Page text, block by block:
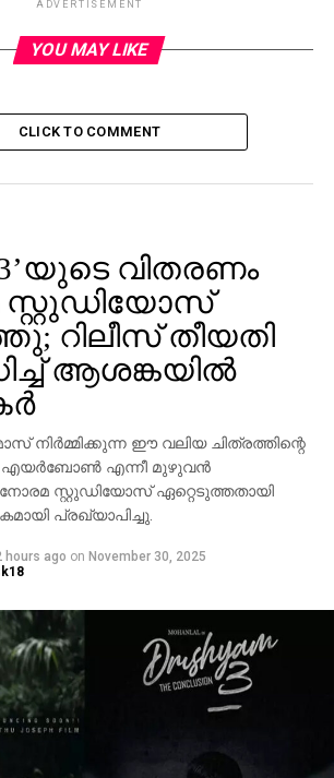
പഴയ നോട്ടു തന്നെ!
ചേര്‍ന്നു
ADVERTISEMENT
YOU MAY LIKE
CLICK TO COMMENT
വിതരണം
റിലീസ് തീയതി
ആശങ്കയിൽ
നിർമ്മിക്കുന്ന ഈ വലിയ ചിത്രത്തിന്റെ
എയർബോൺ എന്നീ മുഴുവൻ
സ്റ്റുഡിയോസ് ഏറ്റെടുത്തതായി
പ്രഖ്യാപിച്ചു.
hours ago on November 30, 2025